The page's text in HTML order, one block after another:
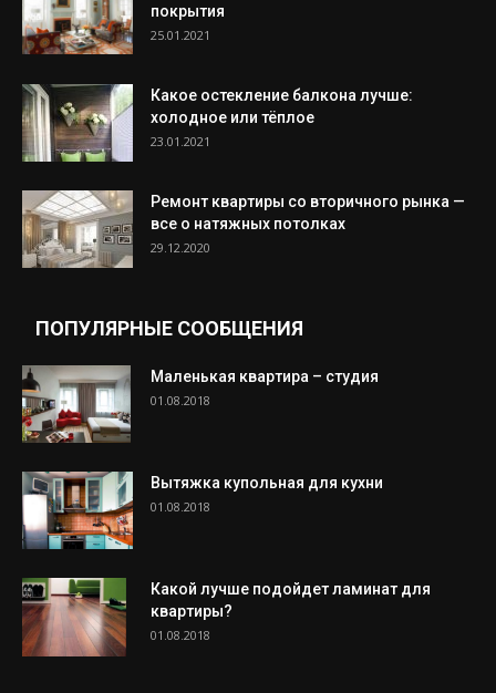
покрытия
25.01.2021
Какое остекление балкона лучше:
холодное или тёплое
23.01.2021
Ремонт квартиры со вторичного рынка —
все о натяжных потолках
29.12.2020
ПОПУЛЯРНЫЕ СООБЩЕНИЯ
Маленькая квартира – студия
01.08.2018
Вытяжка купольная для кухни
01.08.2018
Какой лучше подойдет ламинат для
квартиры?
01.08.2018